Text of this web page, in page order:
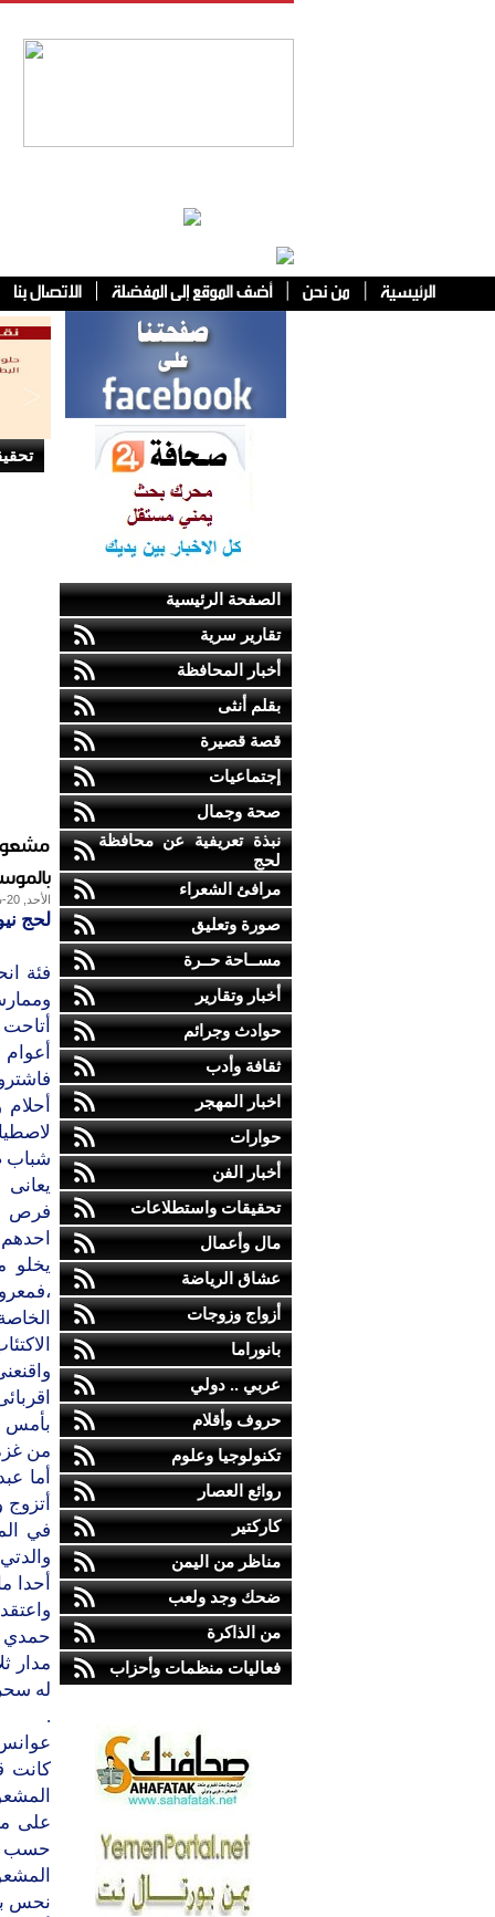
الصفحة الرئيسية
تقارير سرية
أخبار المحافظة
بقلم أنثى
قصة قصيرة
إجتماعيات
صحة وجمال
نبذة تعريفية عن محافظة
لحج
مرافئ الشعراء
صورة وتعليق
مســاحة حــرة
أخبار وتقارير
حوادث وجرائم
ثقافة وأدب
اخبار المهجر
حوارات
أخبار الفن
تحقيقات واستطلاعات
مال وأعمال
عشاق الرياضة
أزواج وزوجات
بانوراما
عربي .. دولي
حروف وأقلام
تكنولوجيا وعلوم
روائع العصار
كاركتير
مناظر من اليمن
ضحك وجد ولعب
من الذاكرة
فعاليات منظمات وأحزاب
الأحد, 20-سبتمبر-2009
لحج
فئة
شباب
فرص
يخلو
بأمس
من
أما
في
أحدا
مدار
له
.
على
حسب
نحس